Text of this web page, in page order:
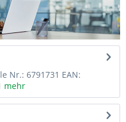
Nr.: 6791731 EAN:
mehr